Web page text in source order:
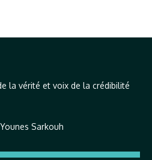
la vérité et voix de la crédibilité
Sarkouh